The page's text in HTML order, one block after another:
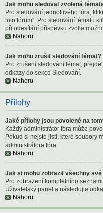
Jak mohu sledovat zvolená
Pro sledování jednotlivého fóra,
toto fórum“. Pro sledování tématu
při odesílání příspěvku zvolte
Nahoru
Jak mohu zrušit sledování témat?
Pro zrušení sledování témat,
odkazy do sekce Sledování.
Nahoru
Přílohy
Jaké přílohy jsou povolené na
Každý administrátor fóra může
Pokud si nejste jisti, které soubory
administrátora fóra.
Nahoru
Jak si mohu zobrazit všechny
Pro zobrazení kompletního
Uživatelský panel a následujte
Nahoru